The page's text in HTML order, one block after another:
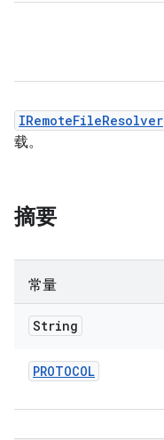
IRemoteFileResolver
载。
摘要
常量
String
PROTOCOL